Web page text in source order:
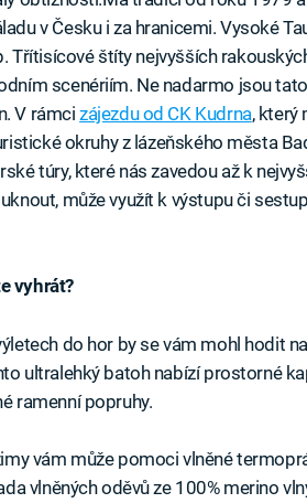
v Česku i za hranicemi. Vysoké
Třítisícové štíty nejvyšších
scenériím. Ne nadarmo jsou
V rámcizájezdu od CK Kudrna, který
okruhy z lázeňského města
túry, které nás zavedou až k
může využít k výstupu či
vyhrát?
do hor by se vám mohl hodit
ultralehký batoh nabízí prostorné
ramenní popruhy.
vám může pomoci vlněné
vlněných oděvů ze 100% merino